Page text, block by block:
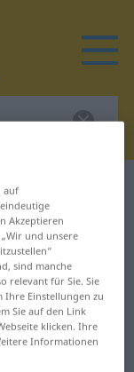
auf
Akzeptieren
und unsere
sind manche
relevant für Sie. Sie
Ihre Einstellungen zu
Sie auf den Link
klicken. Ihre
Informationen